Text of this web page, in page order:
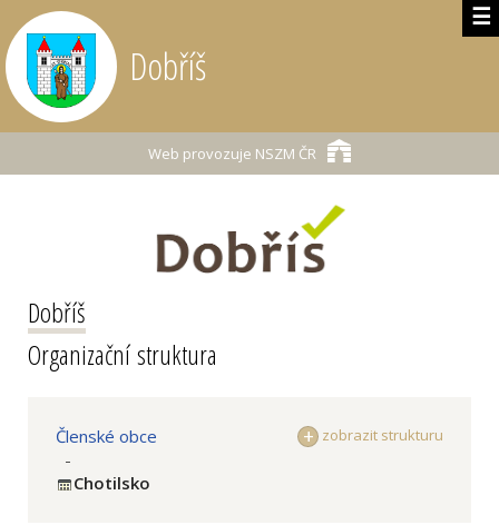
☰
Dobříš
Web provozuje NSZM ČR
Dobříš
Organizační struktura
zobrazit strukturu
Členské obce
-
Chotilsko